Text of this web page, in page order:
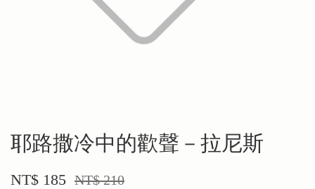
耶路撒冷中的歡聲－拉尼斯
NT$ 185 NT$ 210